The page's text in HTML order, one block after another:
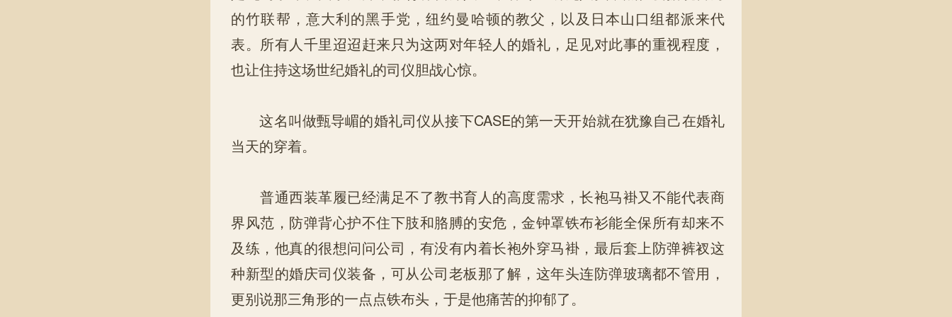
的竹联帮，意大利的黑手党，纽约曼哈顿的教父，以及日本山口组都派来代
表。所有人千里迢迢赶来只为这两对年轻人的婚礼，足见对此事的重视程度，
也让住持这场世纪婚礼的司仪胆战心惊。
这名叫做甄导嵋的婚礼司仪从接下CASE的第一天开始就在犹豫自己在婚礼
当天的穿着。
普通西装革履已经满足不了教书育人的高度需求，长袍马褂又不能代表商
界风范，防弹背心护不住下肢和胳膊的安危，金钟罩铁布衫能全保所有却来不
及练，他真的很想问问公司，有没有内着长袍外穿马褂，最后套上防弹裤衩这
种新型的婚庆司仪装备，可从公司老板那了解，这年头连防弹玻璃都不管用，
更别说那三角形的一点点铁布头，于是他痛苦的抑郁了。